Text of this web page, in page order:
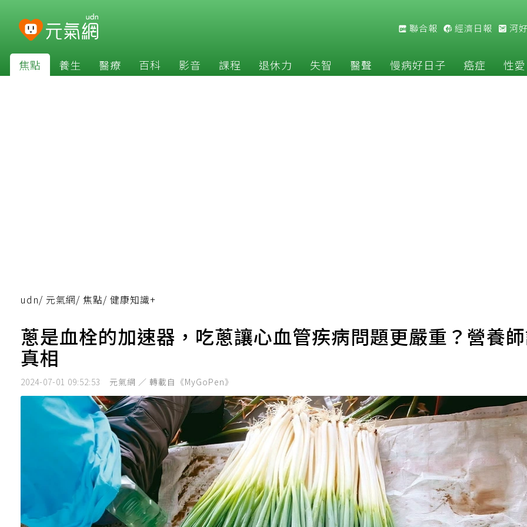
聯合報 經濟日報 河
焦點 養生 醫療 百科 影音 課程 退休力 失智 醫聲 慢病好日子 癌症 性愛
udn/ 元氣網/ 焦點/ 健康知識+
蔥是血栓的加速器，吃蔥讓心血管疾病問題更嚴重？營養
真相
2024-07-01 09:52:53 元氣網 ／ 轉載自《MyGoPen》